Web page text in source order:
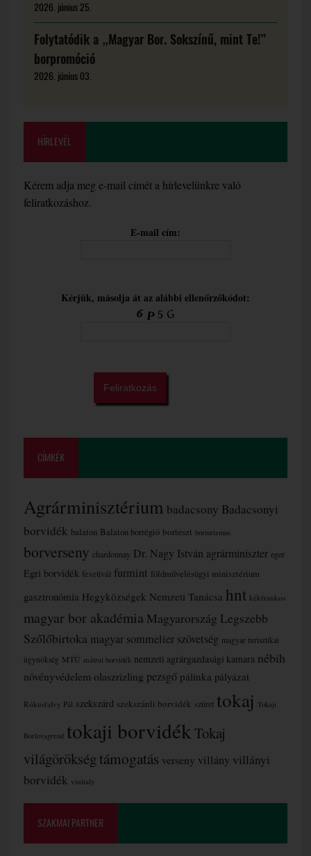
2026. június 25.
Folytatódik a „Magyar Bor. Sokszínű, mint Te!”
borpromóció
2026. június 03.
HÍRLEVÉL
Kérem adja meg e-mail címét a hírlevelünkre való
feliratkozáshoz.
E-mail cím:
Kérjük, másolja át az alábbi ellenőrzőkódot:
CÍMKÉK
Agrárminisztérium badacsony Badacsonyi
borvidék balaton Balaton borrégió borteszt borturizmus
borverseny chardonnay Dr. Nagy István agrárminiszter eger
Egri borvidék fesztivál furmint földművelésügyi minisztérium
gasztronómia Hegyközségek Nemzeti Tanácsa hnt kékfrankos
magyar bor akadémia Magyarország Legszebb
Szőlőbirtoka magyar sommelier szövetség magyar turisztikai
ügynökség MTÜ mátrai borvidék nemzeti agrárgazdasági kamara nébih
növényvédelem olaszrizling pezsgő pálinka pályázat
Rókusfalvy Pál szekszárd szekszárdi borvidék szüret tokaj Tokaji
Borlovagrend tokaji borvidékTokaj
világörökségtámogatás verseny villány villányi
borvidék vinitaly
SZAKMAI PARTNER